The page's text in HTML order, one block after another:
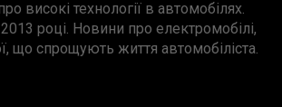
високі технології в автомобілях.
році. Новини про електромобілі,
що спрощують життя автомобіліста.